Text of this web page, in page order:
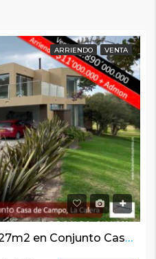
ARRIENDO VENTA
Espectacular casa de 427m2 en Conjunto Casa de Campo, La Calera